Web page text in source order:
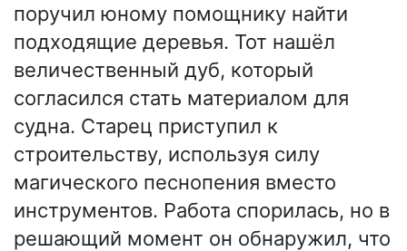
поручил юному помощнику найти
подходящие деревья. Тот нашёл
величественный дуб, который
согласился стать материалом для
судна. Старец приступил к
строительству, используя силу
магического песнопения вместо
инструментов. Работа спорилась, но в
решающий момент он обнаружил, что